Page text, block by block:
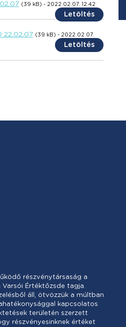
(39 kB) - 2022.02.07. 12:42
Letöltés
22.02.07 (39 kB) - 2022.02.07.
Letöltés
részvénytársaság a
Értéktőzsde tagja.
áll, ötvözzük a múltban
kapcsolatos
területén szerzett
részvényesinknek értéket